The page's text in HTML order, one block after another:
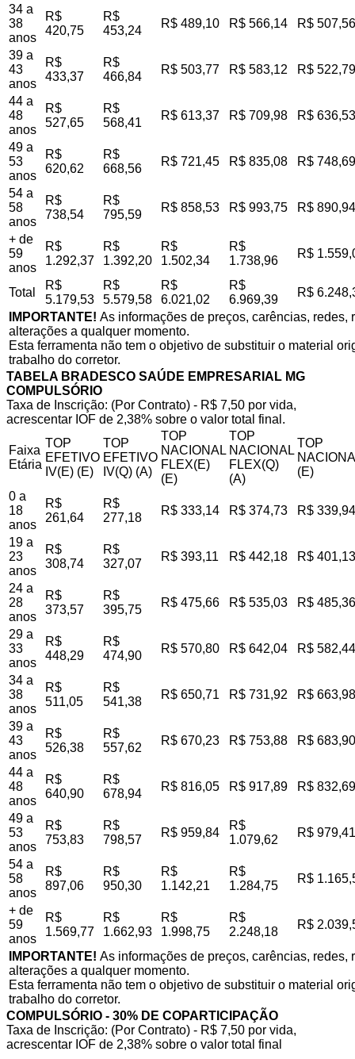
34 a
38
anos
R$
420,75
R$
453,24
R$ 489,10 R$ 566,14 R$ 507,56
39 a
43
anos
R$
433,37
R$
466,84
R$ 503,77 R$ 583,12 R$ 522,79
44 a
48
anos
R$
527,65
R$
568,41
R$ 613,37 R$ 709,98 R$ 636,53
49 a
53
anos
R$
620,62
R$
668,56
R$ 721,45 R$ 835,08 R$ 748,69
54 a
58
anos
R$
738,54
R$
795,59
R$ 858,53 R$ 993,75 R$ 890,94
+ de
59
anos
R$
1.292,37
R$
1.392,20
R$
1.502,34
R$
1.738,96
R$
Total
R$
5.179,53
R$
5.579,58
R$
6.021,02
R$
6.969,39
R$
IMPORTANTE! As informações de preços, carências,
alterações a qualquer momento.
Esta ferramenta não tem o objetivo de substituir o material
trabalho do corretor.
TABELA BRADESCO SAÚDE EMPRESARIAL MG
COMPULSÓRIO
Taxa de Inscrição: (Por Contrato) - R$ 7,50 por vida,
acrescentar IOF de 2,38% sobre o valor total final.
Faixa
Etária
TOP
EFETIVO
IV(E) (E)
TOP
EFETIVO
IV(Q) (A)
TOP
NACIONAL
FLEX(E)
(E)
TOP
NACIONAL
FLEX(Q)
(A)
TOP
(E)
0 a
18
anos
R$
261,64
R$
277,18
R$ 333,14 R$ 374,73 R$ 339,94
19 a
23
anos
R$
308,74
R$
327,07
R$ 393,11 R$ 442,18 R$ 401,13
24 a
28
anos
R$
373,57
R$
395,75
R$ 475,66 R$ 535,03 R$ 485,36
29 a
33
anos
R$
448,29
R$
474,90
R$ 570,80 R$ 642,04 R$ 582,44
34 a
38
anos
R$
511,05
R$
541,38
R$ 650,71 R$ 731,92 R$ 663,98
39 a
43
anos
R$
526,38
R$
557,62
R$ 670,23 R$ 753,88 R$ 683,90
44 a
48
anos
R$
640,90
R$
678,94
R$ 816,05 R$ 917,89 R$ 832,69
49 a
53
anos
R$
753,83
R$
798,57
R$ 959,84
R$
1.079,62
R$ 979,41
54 a
58
anos
R$
897,06
R$
950,30
R$
1.142,21
R$
1.284,75
R$
+ de
59
anos
R$
1.569,77
R$
1.662,93
R$
1.998,75
R$
2.248,18
R$
IMPORTANTE! As informações de preços, carências,
alterações a qualquer momento.
Esta ferramenta não tem o objetivo de substituir o material
trabalho do corretor.
COMPULSÓRIO - 30% DE COPARTICIPAÇÃO
Taxa de Inscrição: (Por Contrato) - R$ 7,50 por vida,
acrescentar IOF de 2,38% sobre o valor total final